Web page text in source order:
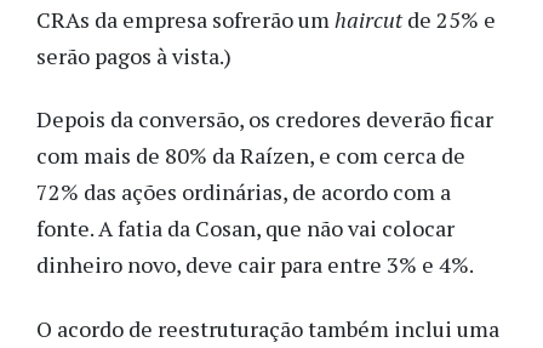
CRAs da empresa sofrerão umhaircutde 25% e
serão pagos à vista.)
Depois da conversão, os credores deverão ficar
com mais de 80% da Raízen, e com cerca de
72% das ações ordinárias, de acordo com a
fonte. A fatia da Cosan, que não vai colocar
dinheiro novo, deve cair para entre 3% e 4%.
O acordo de reestruturação também inclui uma